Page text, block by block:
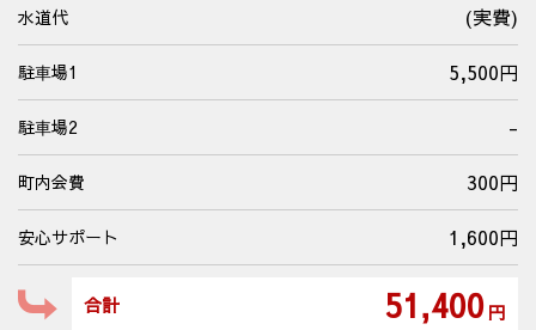
水道代 (実費)
駐⾞場1 5,500円
駐⾞場2 -
町内会費 300円
安心サポート 1,600円
合計 51,400円